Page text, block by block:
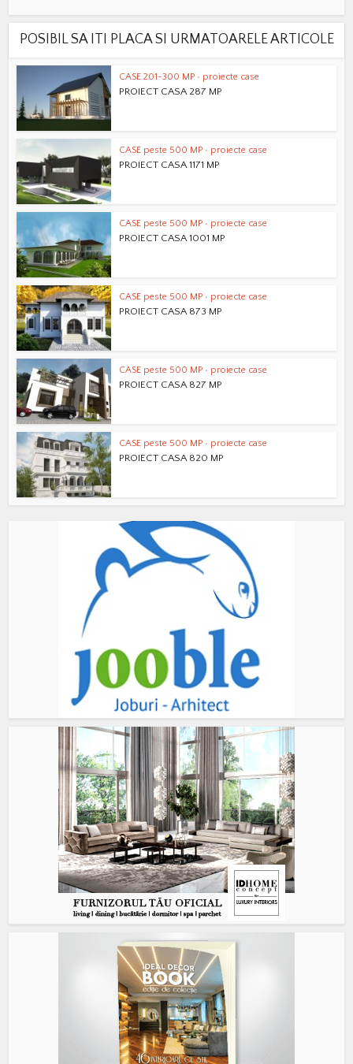
POSIBIL SA ITI PLACA SI URMATOARELE ARTICOLE
CASE 201-300 MP • proiecte case
PROIECT CASA 287 MP
CASE peste 500 MP • proiecte case
PROIECT CASA 1171 MP
CASE peste 500 MP • proiecte case
PROIECT CASA 1001 MP
CASE peste 500 MP • proiecte case
PROIECT CASA 873 MP
CASE peste 500 MP • proiecte case
PROIECT CASA 827 MP
CASE peste 500 MP • proiecte case
PROIECT CASA 820 MP